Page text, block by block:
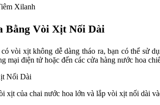
Bằng Vòi Xịt Nối Dài
vòi xịt không dễ dàng tháo ra, bạn có thể sử
mại điện tử hoặc đến các cửa hàng nước hoa
xịt của chai nước hoa lớn và lắp vòi xịt nối dài